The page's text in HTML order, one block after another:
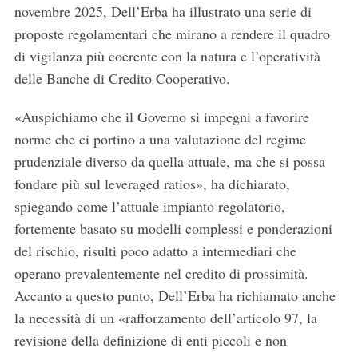
novembre 2025, Dell’Erba ha illustrato una serie di
proposte regolamentari che mirano a rendere il quadro
di vigilanza più coerente con la natura e l’operatività
delle Banche di Credito Cooperativo.
«Auspichiamo che il Governo si impegni a favorire
norme che ci portino a una valutazione del regime
prudenziale diverso da quella attuale, ma che si possa
fondare più sul leveraged ratios», ha dichiarato,
spiegando come l’attuale impianto regolatorio,
fortemente basato su modelli complessi e ponderazioni
del rischio, risulti poco adatto a intermediari che
operano prevalentemente nel credito di prossimità.
Accanto a questo punto, Dell’Erba ha richiamato anche
la necessità di un «rafforzamento dell’articolo 97, la
revisione della definizione di enti piccoli e non